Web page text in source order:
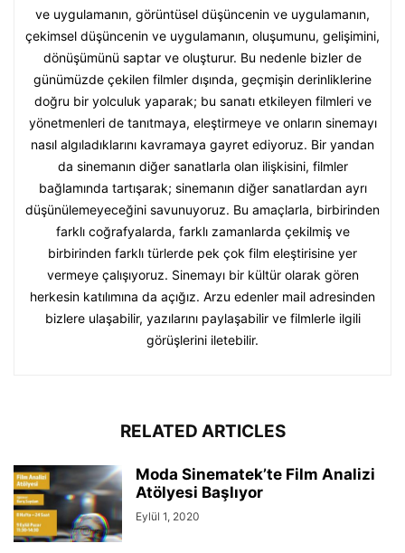
ve uygulamanın, görüntüsel düşüncenin ve uygulamanın,
çekimsel düşüncenin ve uygulamanın, oluşumunu, gelişimini,
dönüşümünü saptar ve oluşturur. Bu nedenle bizler de
günümüzde çekilen filmler dışında, geçmişin derinliklerine
doğru bir yolculuk yaparak; bu sanatı etkileyen filmleri ve
yönetmenleri de tanıtmaya, eleştirmeye ve onların sinemayı
nasıl algıladıklarını kavramaya gayret ediyoruz. Bir yandan
da sinemanın diğer sanatlarla olan ilişkisini, filmler
bağlamında tartışarak; sinemanın diğer sanatlardan ayrı
düşünülemeyeceğini savunuyoruz. Bu amaçlarla, birbirinden
farklı coğrafyalarda, farklı zamanlarda çekilmiş ve
birbirinden farklı türlerde pek çok film eleştirisine yer
vermeye çalışıyoruz. Sinemayı bir kültür olarak gören
herkesin katılımına da açığız. Arzu edenler mail adresinden
bizlere ulaşabilir, yazılarını paylaşabilir ve filmlerle ilgili
görüşlerini iletebilir.
RELATED ARTICLES
Moda Sinematek’te Film Analizi
Atölyesi Başlıyor
Eylül 1, 2020